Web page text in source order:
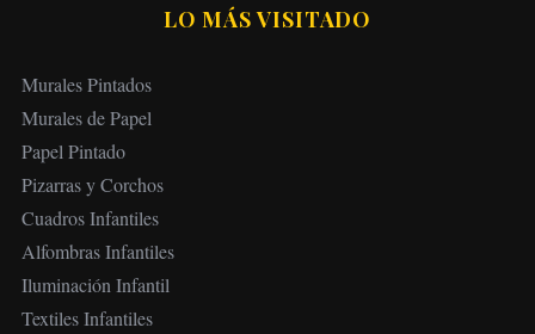
LO MÁS VISITADO
Murales Pintados
Murales de Papel
Papel Pintado
Pizarras y Corchos
Cuadros Infantiles
Alfombras Infantiles
Iluminación Infantil
Textiles Infantiles